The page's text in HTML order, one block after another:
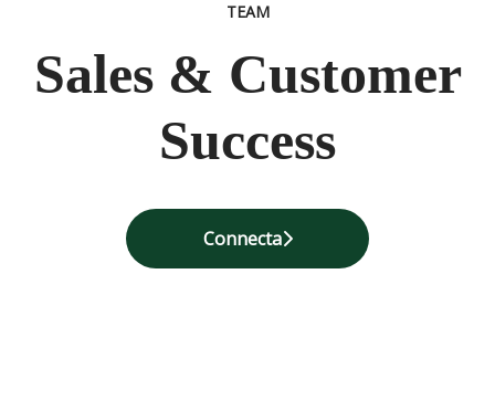
TEAM
Sales & Customer
Success
Connecta